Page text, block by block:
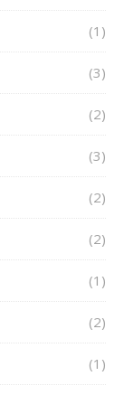
(1)
(3)
(2)
(3)
(2)
(2)
(1)
(2)
(1)